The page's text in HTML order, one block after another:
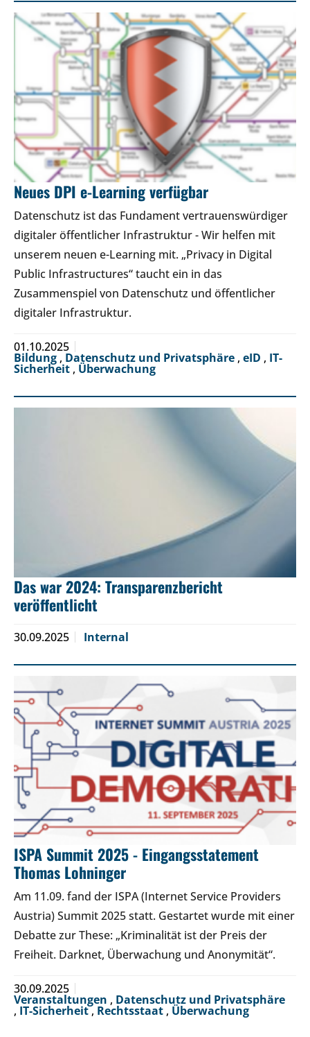
Neues DPI e-Learning verfügbar
Datenschutz ist das Fundament vertrauenswürdiger
digitaler öffentlicher Infrastruktur - Wir helfen mit
unserem neuen e-Learning mit. „Privacy in Digital
Public Infrastructures“ taucht ein in das
Zusammenspiel von Datenschutz und öffentlicher
digitaler Infrastruktur.
01.10.2025
Bildung , Datenschutz und Privatsphäre , eID , IT-
Sicherheit , Überwachung
Das war 2024: Transparenzbericht
veröffentlicht
30.09.2025 Internal
ISPA Summit 2025 - Eingangsstatement
Thomas Lohninger
Am 11.09. fand der ISPA (Internet Service Providers
Austria) Summit 2025 statt. Gestartet wurde mit einer
Debatte zur These: „Kriminalität ist der Preis der
Freiheit. Darknet, Überwachung und Anonymität“.
30.09.2025
Veranstaltungen , Datenschutz und Privatsphäre
, IT-Sicherheit, Rechtsstaat , Überwachung